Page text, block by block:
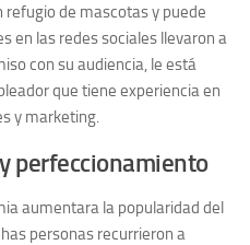
refugio de mascotas y puede
en las redes sociales llevaron a
con su audiencia, le está
que tiene experiencia en
y marketing.
perfeccionamiento
aumentara la popularidad del
personas recurrieron a